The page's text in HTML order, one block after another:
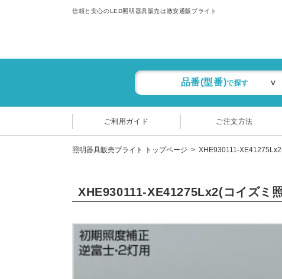
信頼と安心のLED照明器具販売は激安通販ブライト
品番(型番)で探す
ご利用ガイド ご注文方法
照明器具販売ブライト トップページ XHE930111-
XHE930111-XE41275Lx2(コイズミ